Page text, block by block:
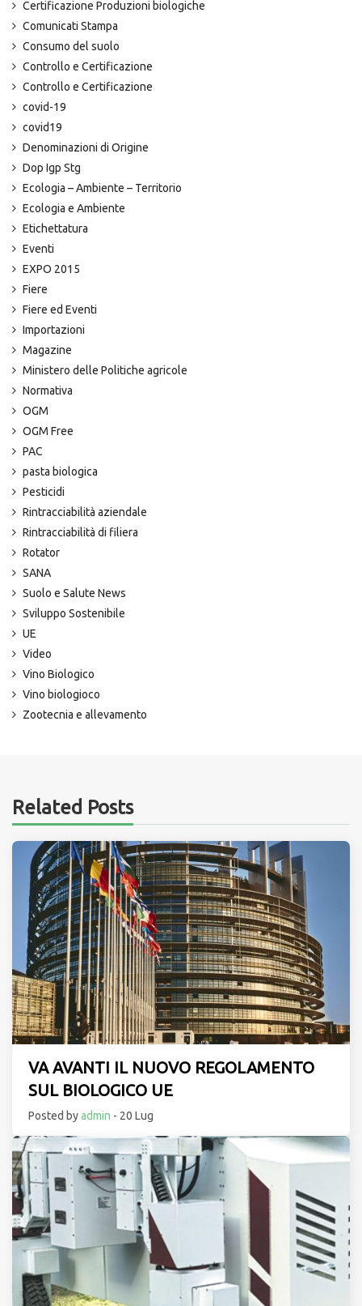
Certificazione Produzioni biologiche
Comunicati Stampa
Consumo del suolo
Controllo e Certificazione
Controllo e Certificazione
covid-19
covid19
Denominazioni di Origine
Dop Igp Stg
Ecologia – Ambiente – Territorio
Ecologia e Ambiente
Etichettatura
Eventi
EXPO 2015
Fiere
Fiere ed Eventi
Importazioni
Magazine
Ministero delle Politiche agricole
Normativa
OGM
OGM Free
PAC
pasta biologica
Pesticidi
Rintracciabilità aziendale
Rintracciabilità di filiera
Rotator
SANA
Suolo e Salute News
Sviluppo Sostenibile
UE
Video
Vino Biologico
Vino biologioco
Zootecnia e allevamento
Related Posts
VA AVANTI IL NUOVO REGOLAMENTO
SUL BIOLOGICO UE
Posted byadmin - 20 Lug